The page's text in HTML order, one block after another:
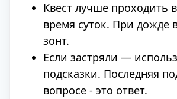
Квест лучше проходить
время суток. При дожде
зонт.
Если застряли —
подсказки. Последняя
вопросе - это ответ.